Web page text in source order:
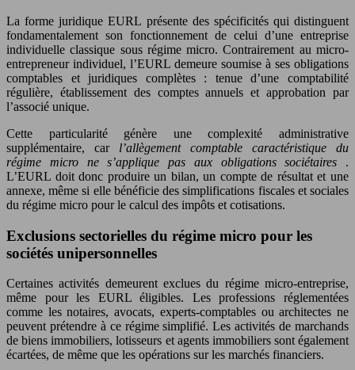
La forme juridique EURL présente des spécificités qui distinguent
fondamentalement son fonctionnement de celui d’une entreprise
individuelle classique sous régime micro. Contrairement au micro-
entrepreneur individuel, l’EURL demeure soumise à ses obligations
comptables et juridiques complètes : tenue d’une comptabilité
régulière, établissement des comptes annuels et approbation par
l’associé unique.
Cette particularité génère une complexité administrative
supplémentaire, car l’allègement comptable caractéristique du
régime micro ne s’applique pas aux obligations sociétaires .
L’EURL doit donc produire un bilan, un compte de résultat et une
annexe, même si elle bénéficie des simplifications fiscales et sociales
du régime micro pour le calcul des impôts et cotisations.
Exclusions sectorielles du régime micro pour les
sociétés unipersonnelles
Certaines activités demeurent exclues du régime micro-entreprise,
même pour les EURL éligibles. Les professions réglementées
comme les notaires, avocats, experts-comptables ou architectes ne
peuvent prétendre à ce régime simplifié. Les activités de marchands
de biens immobiliers, lotisseurs et agents immobiliers sont également
écartées, de même que les opérations sur les marchés financiers.